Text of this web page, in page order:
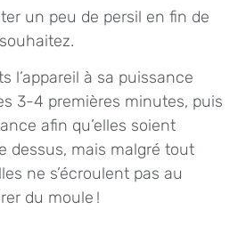
un peu de persil en fin de
l’appareil à sa puissance
3-4 premières minutes, puis
afin qu’elles soient
dessus, mais malgré tout
ne s’écroulent pas au
du moule !